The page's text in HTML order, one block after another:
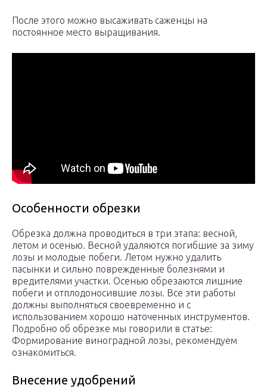
После этого можно высаживать саженцы на
постоянное место выращивания.
Особенности обрезки
Обрезка должна проводиться в три этапа: весной,
летом и осенью. Весной удаляются погибшие за зиму
лозы и молодые побеги. Летом нужно удалить
пасынки и сильно поврежденные болезнями и
вредителями участки. Осенью обрезаются лишние
побеги и отплодоносившие лозы. Все эти работы
должны выполняться своевременно и с
использованием хорошо наточенных инструментов.
Подробно об обрезке мы говорили в статье:
Формирование виноградной лозы, рекомендуем
ознакомиться.
Внесение удобрений